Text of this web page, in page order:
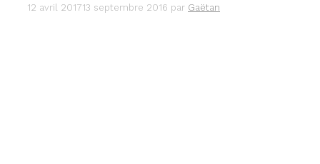
12 avril 201713 septembre 2016 par Gaëtan